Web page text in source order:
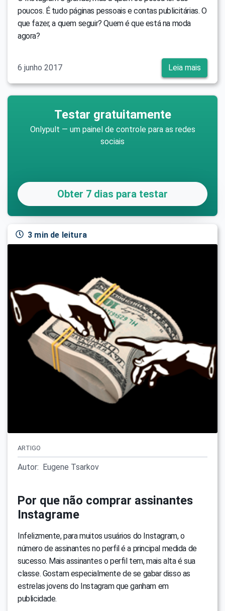
poucos. É tudo páginas pessoais e contas publicitárias. O
que fazer, a quem seguir? Quem é que está na moda
agora?
6 junho 2017 Leia mais
Testar gratuitamente
Onlypult — um painel de controle para as redes
sociais
Obter 7 dias para testar
3 min de leitura
ARTIGO
Autor: Eugene Tsarkov
Por que não comprar assinantes
Instagrame
Infelizmente, para muitos usuários do Instagram, o
número de assinantes no perfil é a principal medida de
sucesso. Mais assinantes o perfil tem, mais alta é sua
classe. Gostam especialmente de se gabar disso as
estrelas jovens do Instagram que ganham em
publicidade.